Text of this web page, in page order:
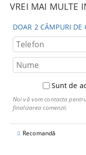
VREI MAI MULTE
DOAR 2 CÂMPURI DE
Sunt de
Noi vă vom contacta
finalizarea comenzii.
Recomandă